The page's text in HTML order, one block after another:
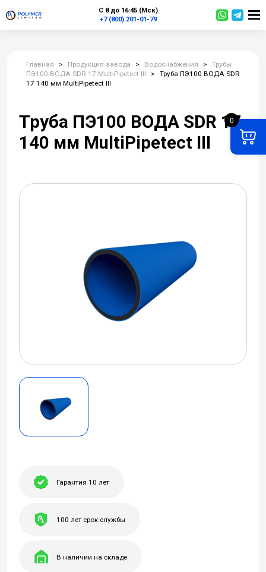
С 8 до 16:45 (Мск)
+7 (800) 201-01-79
0
Главная > Продукция завода > Водоснабжения >
Трубы
ПЭ100 ВОДА SDR 17 MultiPipetect III
>
Труба ПЭ100 ВОДА SDR
17 140 мм MultiPipetect III
Труба ПЭ100 ВОДА SDR 17
140 мм MultiPipetect III
Гарантия 10 лет
100 лет срок службы
В наличии на складе